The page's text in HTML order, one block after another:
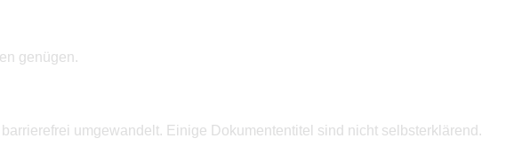
genügen.
umgewandelt. Einige Dokumententitel sind nicht selbsterklärend.